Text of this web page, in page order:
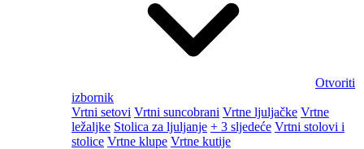
Otvoriti
izbornik
Vrtni setovi Vrtni suncobrani Vrtne ljuljačke Vrtne
ležaljke Stolica za ljuljanje + 3 sljedeće Vrtni stolovi i
stolice Vrtne klupe Vrtne kutije